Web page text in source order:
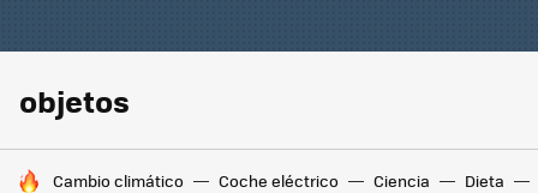
objetos
HOY SE HABLA DE
Cambio climático Coche eléctrico Ciencia Dieta